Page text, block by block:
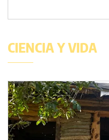
CIENCIA Y VIDA